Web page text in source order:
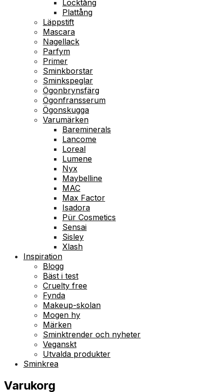
Locktång
Plattång
Läppstift
Mascara
Nagellack
Parfym
Primer
Sminkborstar
Sminkspeglar
Ögonbrynsfärg
Ögonfransserum
Ögonskugga
Varumärken
Bareminerals
Lancome
Loreal
Lumene
Nyx
Maybelline
MAC
Max Factor
Isadora
Pür Cosmetics
Sensai
Sisley
Xlash
Inspiration
Blogg
Bäst i test
Cruelty free
Fynda
Makeup-skolan
Mogen hy
Märken
Sminktrender och nyheter
Veganskt
Utvalda produkter
Sminkrea
Varukorg